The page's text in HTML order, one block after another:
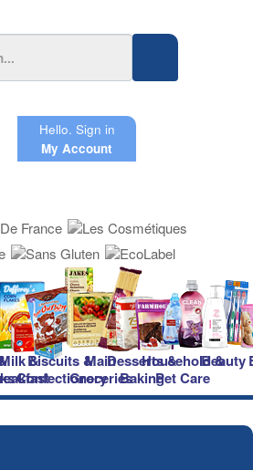
Hello. Sign in
My Account
&
Biscuits &
Confectionery
Main
Groceries
Desserts &
Baking
Household &
Pet Care
Beauty